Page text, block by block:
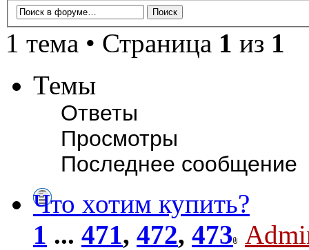
1 тема • Страница 1 из 1
Темы
Ответы
Просмотры
Последнее сообщение
Что хотим купить?
1 ... 471, 472, 473